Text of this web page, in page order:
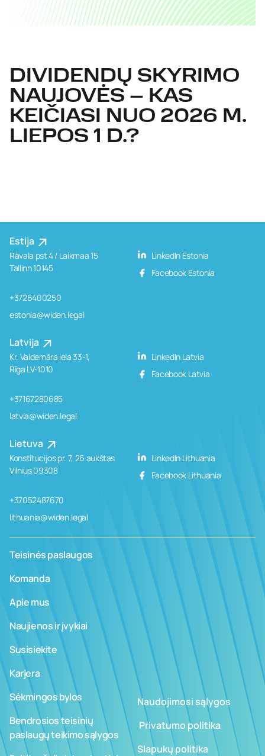
DIVIDENDŲ SKYRIMO
NAUJOVĖS – KAS
KEIČIASI NUO 2026 M.
LIEPOS 1 D.?
Estija
Rävala pst 4 / Laikmaa 15
Tallinn 10145
+3726400250
estonia@widen.legal
LinkedIn Estonia
Facebook Estonia
Latvija
Kr. Valdemāra iela 33-1,
Rīga LV-1010
+37167280685
latvia@widen.legal
LinkedIn Latvia
Facebook Latvia
Lietuva
Konstitucijos pr. 7, 26 aukštas
Vilnius 09308
+37052487670
lithuania@widen.legal
LinkedIn Lithuania
Facebook Lithuania
Teisinės paslaugos
Komanda
Apie mus
Naujienos ir įvykiai
Susisiekite
Karjera
Sėkmingos bylos
Bendrosios teisinių
paslaugų teikimo sąlygos
Naudojimosi sąlygos
­ ­­Privatumo politika
Slapukų politika